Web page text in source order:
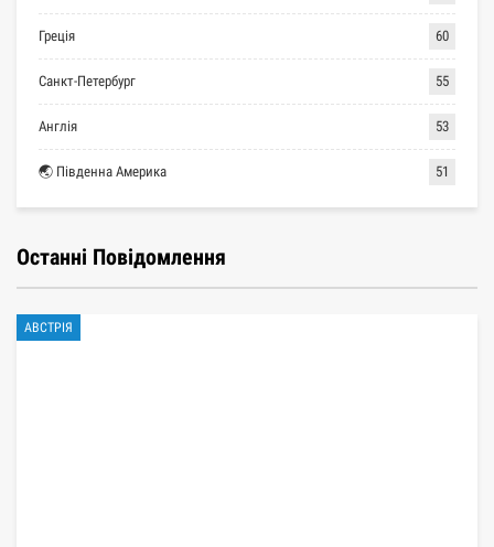
Греція 60
Санкт-Петербург 55
Англія 53
🌏 Південна Америка 51
Останні Повідомлення
АВСТРІЯ